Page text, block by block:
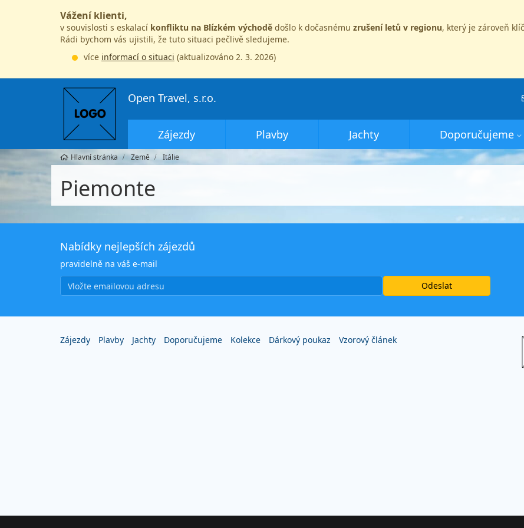
Vážení klienti,
v souvislosti s eskalací konfliktu na Blízkém východě došlo k dočasnému zrušení letů v regionu, který je zároveň
Rádi bychom vás ujistili, že tuto situaci pečlivě sledujeme.
více informací o situaci (aktualizováno 2. 3. 2026)
Open Travel, s.r.o.
Zájezdy Plavby Jachty Doporučujeme
Hlavní stránka Země Itálie
Piemonte
Nabídky nejlepších zájezdů
pravidelně na váš e-mail
Zájezdy Plavby Jachty Doporučujeme Kolekce Dárkový poukaz Vzorový článek